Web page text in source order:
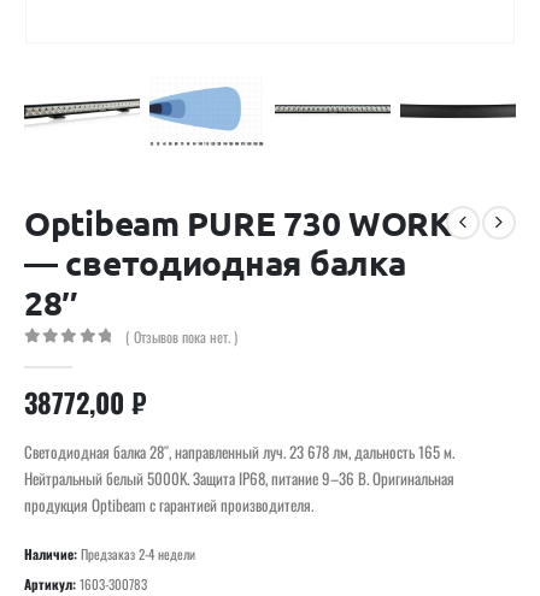
Optibeam PURE 730 WORK
— светодиодная балка
28″
( Отзывов пока нет. )
38772,00 ₽
Светодиодная балка 28″, направленный луч. 23 678 лм, дальность 165 м.
Нейтральный белый 5000K. Защита IP68, питание 9–36 В. Оригинальная
продукция Optibeam с гарантией производителя.
Наличие:Предзаказ 2-4 недели
Артикул:1603-300783